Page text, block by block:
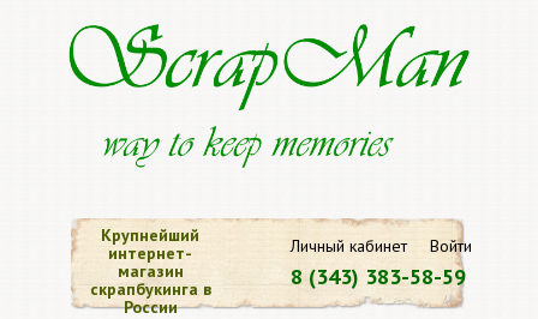
Личный кабинет Войти
8 (343) 383-58-59
Крупнейший
интернет-
магазин
скрапбукинга в
России